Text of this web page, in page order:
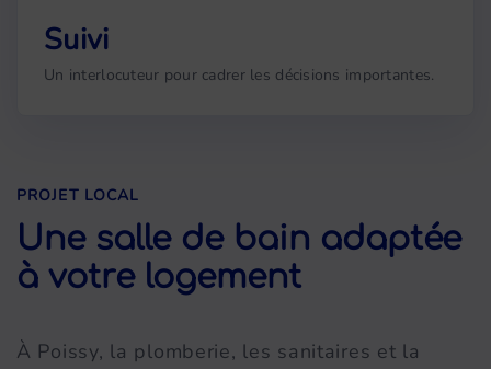
Suivi
Un interlocuteur pour cadrer les décisions importantes.
PROJET LOCAL
Une salle de bain adaptée
à votre logement
À Poissy, la plomberie, les sanitaires et la